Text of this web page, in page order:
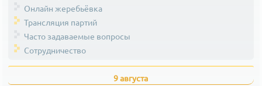
Онлайн жеребьёвка
Трансляция партий
Часто задаваемые вопросы
Сотрудничество
9 августа